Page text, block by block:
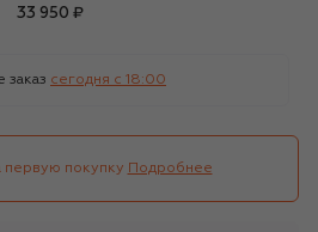
33 950 ₽
заказ сегодня c 18:00
первую покупку Подробнее